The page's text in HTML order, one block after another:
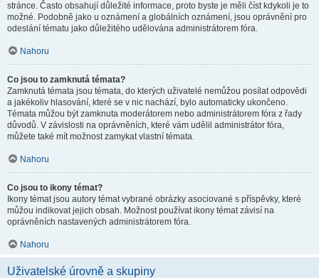
stránce. Často obsahují důležité informace, proto byste je měli číst kdykoli je to
možné. Podobně jako u oznámení a globálních oznámení, jsou oprávnění pro
odeslání tématu jako důležitého udělována administrátorem fóra.
Nahoru
Co jsou to zamknutá témata?
Zamknutá témata jsou témata, do kterých uživatelé nemůžou posílat odpovědi
a jakékoliv hlasování, které se v nic nachází, bylo automaticky ukončeno.
Témata můžou být zamknuta moderátorem nebo administrátorem fóra z řady
důvodů. V závislosti na oprávněních, které vám udělil administrátor fóra,
můžete také mít možnost zamykat vlastní témata.
Nahoru
Co jsou to ikony témat?
Ikony témat jsou autory témat vybrané obrázky asociované s příspěvky, které
můžou indikovat jejich obsah. Možnost používat ikony témat závisí na
oprávněních nastavených administrátorem fóra.
Nahoru
Uživatelské úrovně a skupiny